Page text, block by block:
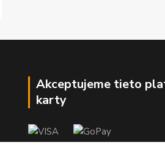
Akceptujeme tieto
karty